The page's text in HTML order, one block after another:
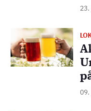
Billede